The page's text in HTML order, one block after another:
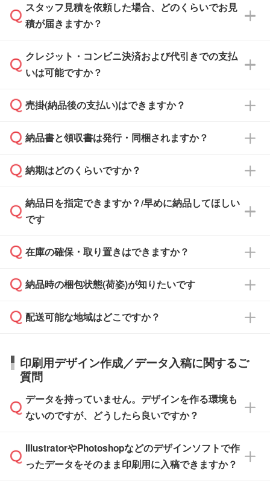
可能です。見積・注文フォームにて『ゲストの
まま進む』ボタンからお進みのうえ、ご依頼く
スタッフ見積を依頼した場合、どのくらいでお見
積が届きますか？
通常、翌営業日までにお送りしております。混
雑状況によっては、お時間をいただくこともご
依頼いただいた場合は、翌営業日以降のご連絡
クレジット・コンビニ決済および代引きでの支払
いは可能ですか？
銀行振込のみのご対応となります。
売掛(納品後の支払い)はできますか？
基本的には先入金をお願いしておりますが、自
どの場合は、月末締め翌月末払いに対応可能で
また、卒業・卒園記念品で対策委員会や個人様
校や幼稚園・保育園であれば、同様の条件でご
ご希望の際は担当スタッフまでお気軽にご相談
ください。
納品書と領収書は発行・同梱されますか？
納品書・領収書は ご依頼をいただいた場合の
ず、通常はPDFデータをメール添付でお送りし
ます。
たは注文フォームの『ご注文に関する備考欄』
納期はどのくらいですか？
・印刷する場合(500個程度)
ご入金、イメージ画像の校了から約2週間～2
ご入金確認後、1～2営業日で出荷いたしま
タッフまでお問い合わせください。
ル」に注文予定日をご入力いただくと、おおよ
その締切日や出荷目安をご確認いただけます。
品が決まりましたらお早めのご発注をお願いい
たします。
納品日を指定できますか？/早めに納品してほしい
です
ご希望の納期がある場合は、お問い合わせ・お
い。
応が可能かご案内いたします。
す。>>対象商品はこちら
※最短出荷日は商品によって異なります。各商
品ページにてご確認ください
在庫の確保・取り置きはできますか？
ご入金確認後に在庫を確保し、注文確定のご連
はできかねますので予めご了承ください。
納品時の梱包状態(荷姿)が知りたいです
商品によって異なります。各ページにある商品
す。(白箱、化粧箱、ブリスターパックなど)
【袋入り】 商品がひとつずつ袋に入っていま
す。(透明袋、デザイン袋など)
【個包装なし】 個包装がされていない状態で
※化粧箱から白箱への入れ替えや、オリジナル
箱の作成は原則承っておりません。
配送可能な地域はどこですか？
日本全国へお届けが可能です。なお、海外への
直接納品は行っておりませんので予めご了承く
ださい。
印刷用デザイン作成／データ入稿に関するご
質問
データを持っていません。デザインを作る環境も
ないのですが、どうしたら良いですか？
無料の「デザインシミュレーター」を使えば、
PCやスマホから簡単にデザインを作成できま
IllustratorやPhotoshopなどのデザインソフトで作
ったデータをそのまま印刷用に入稿できますか？